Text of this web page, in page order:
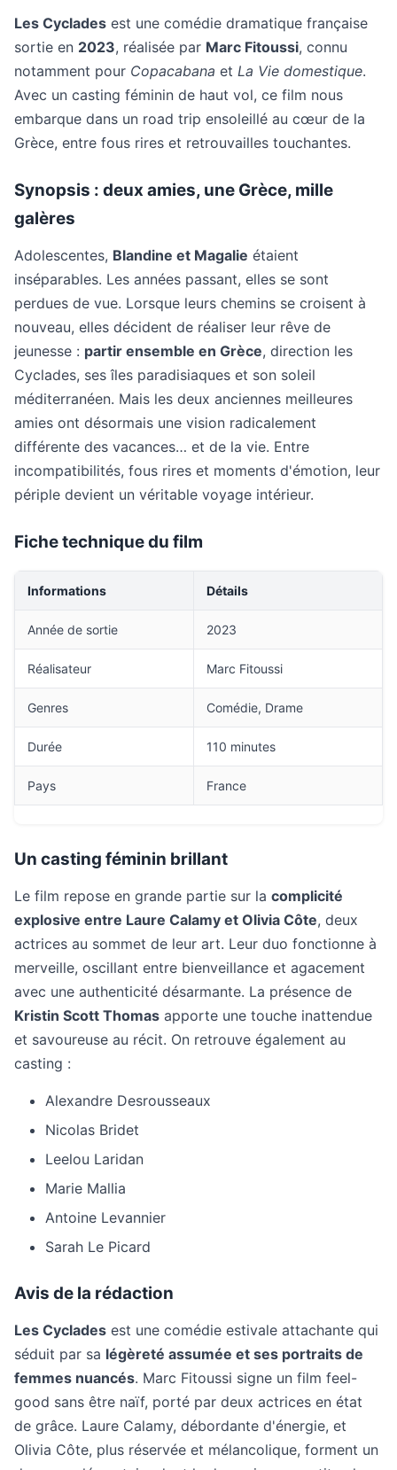
Les Cyclades est une comédie dramatique française
sortie en 2023, réalisée par Marc Fitoussi, connu
notamment pour Copacabana et La Vie domestique.
Avec un casting féminin de haut vol, ce film nous
embarque dans un road trip ensoleillé au cœur de la
Grèce, entre fous rires et retrouvailles touchantes.
Synopsis : deux amies, une Grèce, mille
galères
Adolescentes, Blandine et Magalie étaient
inséparables. Les années passant, elles se sont
perdues de vue. Lorsque leurs chemins se croisent à
nouveau, elles décident de réaliser leur rêve de
jeunesse : partir ensemble en Grèce, direction les
Cyclades, ses îles paradisiaques et son soleil
méditerranéen. Mais les deux anciennes meilleures
amies ont désormais une vision radicalement
différente des vacances… et de la vie. Entre
incompatibilités, fous rires et moments d'émotion, leur
périple devient un véritable voyage intérieur.
Fiche technique du film
Informations Détails
Année de sortie 2023
Réalisateur Marc Fitoussi
Genres Comédie, Drame
Durée 110 minutes
Pays France
Un casting féminin brillant
Le film repose en grande partie sur la complicité
explosive entre Laure Calamy et Olivia Côte, deux
actrices au sommet de leur art. Leur duo fonctionne à
merveille, oscillant entre bienveillance et agacement
avec une authenticité désarmante. La présence de
Kristin Scott Thomas apporte une touche inattendue
et savoureuse au récit. On retrouve également au
casting :
Alexandre Desrousseaux
Nicolas Bridet
Leelou Laridan
Marie Mallia
Antoine Levannier
Sarah Le Picard
Avis de la rédaction
Les Cyclades est une comédie estivale attachante qui
séduit par sa légèreté assumée et ses portraits de
femmes nuancés. Marc Fitoussi signe un film feel-
good sans être naïf, porté par deux actrices en état
de grâce. Laure Calamy, débordante d'énergie, et
Olivia Côte, plus réservée et mélancolique, forment un